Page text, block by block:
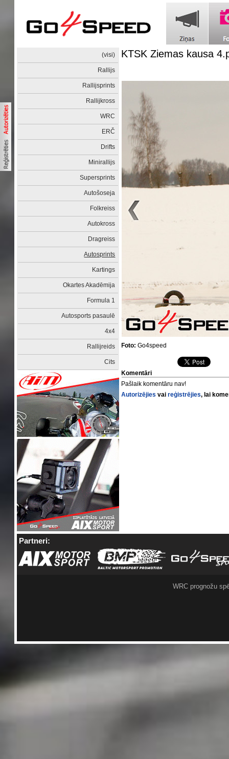
(visi)
Rallijs
Rallijsprints
Rallijkross
WRC
ERČ
Drifts
Minirallijs
Supersprints
Autošoseja
Folkreiss
Autokross
Dragreiss
Autosprints
Kartings
Okartes Akadēmija
Formula 1
Autosports pasaulē
4x4
Rallijreids
Cits
KTSK Ziemas kausa
Foto: Go4speed
Komentāri
Pašlaik komentāru nav!
Autorizējies vaireģistrējies, lai
Partneri:
WRC prognožu